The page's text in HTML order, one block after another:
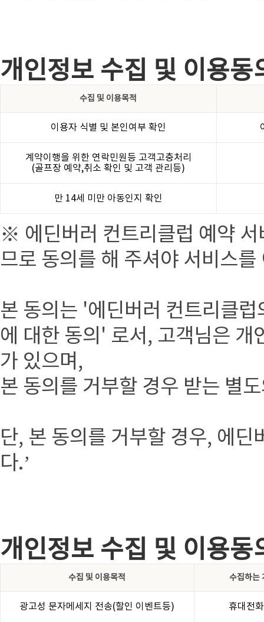
개인정보 수집 및 이용
수집 및 이용목적
이용자 식별 및 본인여부 확인
계약이행을 위한 연락민원등 고객고충처리
(골프장 예약,취소 확인 및 고객 관리등)
만 14세 미만 아동인지 확인
※ 에딘버러 컨트리클럽 예약
므로 동의를 해 주셔야 서비스
본 동의는 '에딘버러 컨트리클
에 대한 동의' 로서, 고객님은 개
가 있으며,
본 동의를 거부할 경우 받는 별
단, 본 동의를 거부할 경우, 에
다.’
개인정보 수집 및 이용
수집 및 이용목적 수집하는
광고성 문자메세지 전송(할인 이벤트등) 휴대전